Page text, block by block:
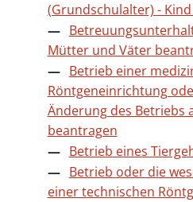
(Grundschulalter) -
Mütter und Väter
Betrieb einer
Röntgeneinrichtung
Änderung des Betriebs
beantragen
Betrieb eines
Betrieb oder die
einer technischen